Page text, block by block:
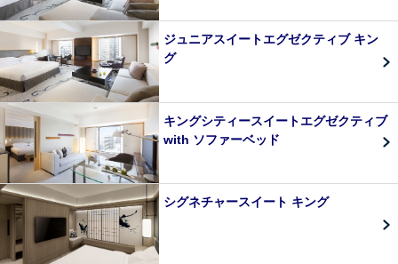
ジュニアスイートエグゼクティブ キン
グ
キングシティースイートエグゼクティブ
with ソファーベッド
シグネチャースイート キング